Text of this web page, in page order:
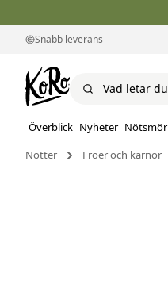
Snabb leverans
Överblick Nyheter Nötsmör
Nötter
Fröer och kärnor